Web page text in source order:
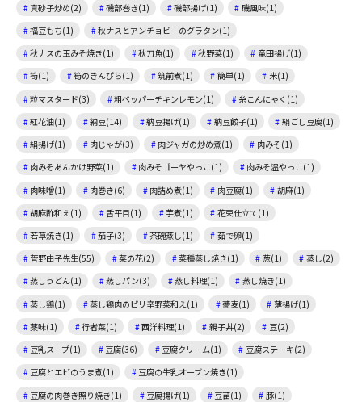
真砂子炒め(2)
磯部巻き(1) 磯部揚げ(1)
磯風味(1)
福豆もち(1)
秋ナスとアンチョビーのグラタン(1)
秋ナスの玉みそ焼き(1)
秋刀魚(1) 秋野菜(1)
竜田揚げ(1)
筍(1)
筍のきんぴら(1) 筑前煮(1) 簡単(1)
米(1)
粒マスタード(3)
粗ペッパーチキンレモン(1)
糸こんにゃく(1)
紅花油(1)
納豆(14) 納豆揚げ(1) 納豆餃子(1)
絹ごし豆腐(1)
絹揚げ(1)
肉じゃが(3) 肉ジャガの炒め煮(1)
肉みそ(1)
肉みそあんかけ野菜(1)
肉みそゴーヤやっこ(1)
肉みそ温やっこ(1)
肉味噌(1)
肉巻き(6) 肉詰め煮(1) 肉豆腐(1)
胡麻(1)
胡麻酢和え(1)
舌平目(1) 芋煮(1)
花束仕立て(1)
若草焼き(1)
茄子(3) 茶碗蒸し(1)
茹で卵(1)
菅野由子先生(55)
菜の花(2) 菜種蒸し焼き(1) 葱(1)
蒸し(2)
蒸しうどん(1)
蒸しパン(3) 蒸し料理(1)
蒸し焼き(1)
蒸し鶏(1)
蒸し鶏肉のピリ辛野菜和え(1) 蕎麦(1)
薄揚げ(1)
薬味(1)
行者菜(1) 西洋料理(1) 親子丼(2)
豆(2)
豆乳スープ(1)
豆腐(36) 豆腐クリーム(1)
豆腐ステーキ(2)
豆腐とエビのうま煮(1)
豆腐の牛乳オーブン焼き(1)
豆腐の肉巻き照り焼き(1)
豆腐揚げ(1) 豆苗(1)
豚(1)